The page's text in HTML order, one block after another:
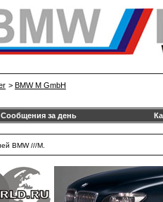
> BMW M GmbH
Сообщения за день
BMW ///M.